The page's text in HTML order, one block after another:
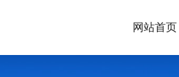
网站首页